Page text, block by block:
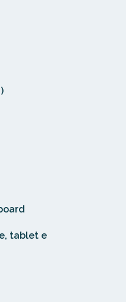
tablet e